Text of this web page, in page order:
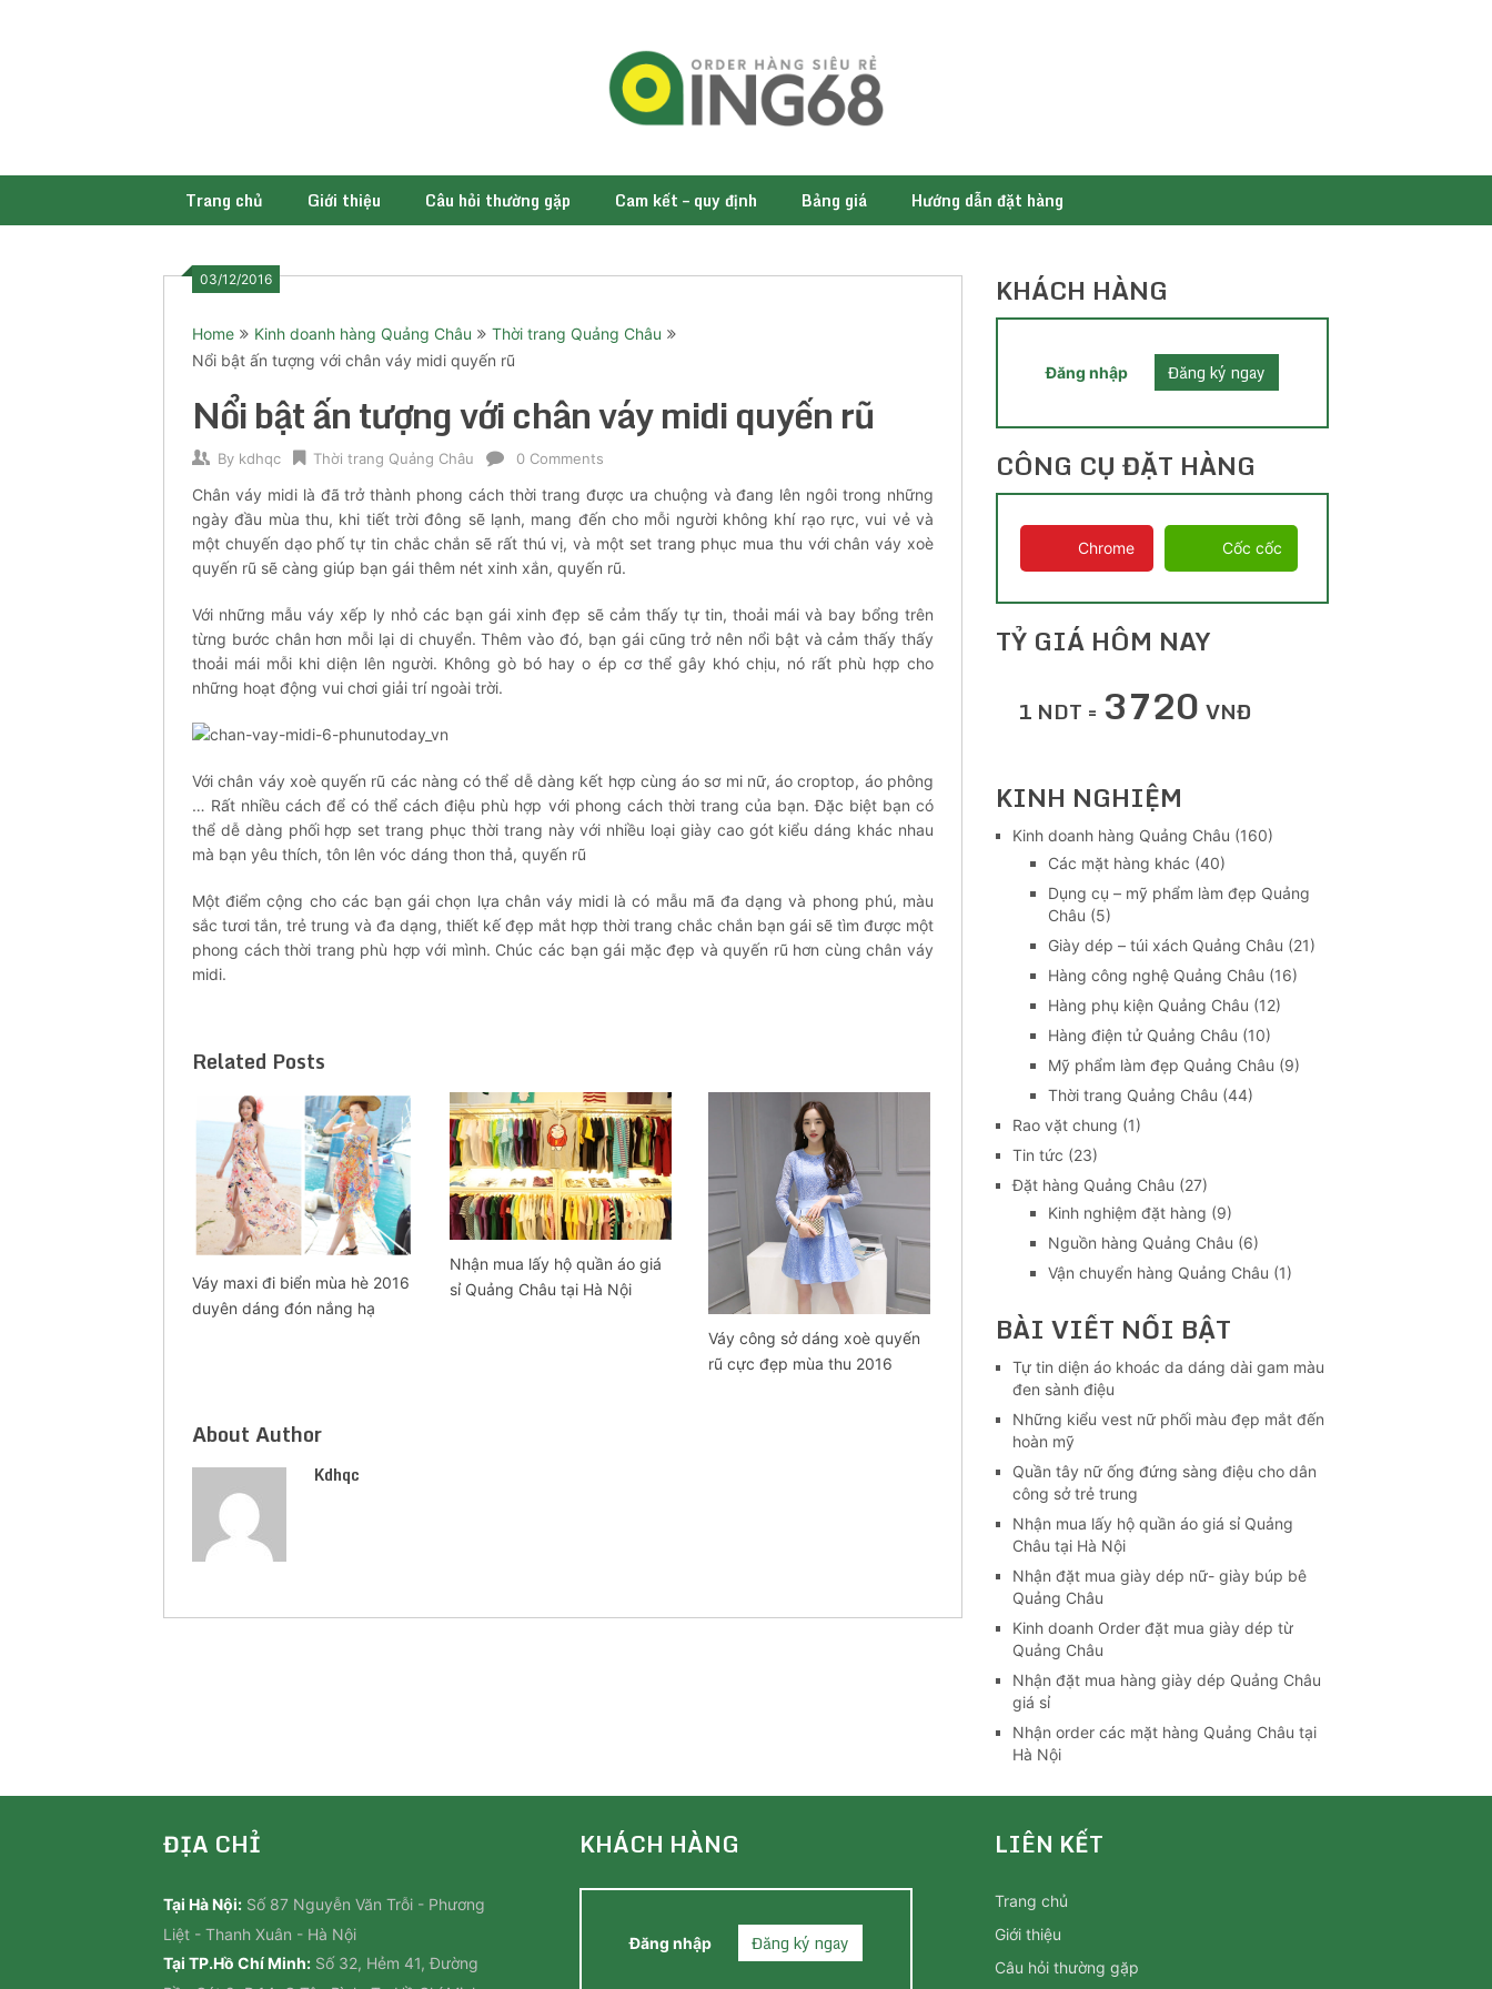
Trang chủ Giới thiệu Câu hỏi thường gặp Cam kết – quy định Bảng giá Hướng dẫn đặt hàng
03/12/2016
Home Kinh doanh hàng Quảng Châu
Thời trang Quảng Châu
Nổi bật ấn tượng với chân váy midi quyến rũ
Nổi bật ấn tượng với chân váy midi quyến rũ
By kdhqc Thời trang Quảng Châu 0 Comments
Chân váy midi là đã trở thành phong cách thời trang được ưa chuộng và đang lên ngôi trong những
ngày đầu mùa thu, khi tiết trời đông sẽ lạnh, mang đến cho mỗi người không khí rạo rực, vui vẻ và
một chuyến dạo phố tự tin chắc chắn sẽ rất thú vị, và một set trang phục mua thu với chân váy xoè
quyến rũ sẽ càng giúp bạn gái thêm nét xinh xắn, quyến rũ.
Với những mẫu váy xếp ly nhỏ các bạn gái xinh đẹp sẽ cảm thấy tự tin, thoải mái và bay bổng trên
từng bước chân hơn mỗi lại di chuyển. Thêm vào đó, bạn gái cũng trở nên nổi bật và cảm thấy thấy
thoải mái mỗi khi diện lên người. Không gò bó hay o ép cơ thể gây khó chịu, nó rất phù hợp cho
những hoạt động vui chơi giải trí ngoài trời.
Với chân váy xoè quyến rũ các nàng có thể dễ dàng kết hợp cùng áo sơ mi nữ, áo croptop, áo phông
… Rất nhiều cách để có thể cách điệu phù hợp với phong cách thời trang của bạn. Đặc biệt bạn có
thể dễ dàng phối hợp set trang phục thời trang này với nhiều loại giày cao gót kiểu dáng khác nhau
mà bạn yêu thích, tôn lên vóc dáng thon thả, quyến rũ
Một điểm cộng cho các bạn gái chọn lựa chân váy midi là có mẫu mã đa dạng và phong phú, màu
sắc tươi tắn, trẻ trung và đa dạng, thiết kế đẹp mắt hợp thời trang chắc chắn bạn gái sẽ tìm được một
phong cách thời trang phù hợp với mình. Chúc các bạn gái mặc đẹp và quyến rũ hơn cùng chân váy
midi.
Related Posts
Váy maxi đi biển mùa hè 2016
duyên dáng đón nắng hạ
Nhận mua lấy hộ quần áo giá
sỉ Quảng Châu tại Hà Nội
Váy công sở dáng xoè quyến
rũ cực đẹp mùa thu 2016
About Author
Kdhqc
KHÁCH HÀNG
Đăng nhập Đăng ký ngay
CÔNG CỤ ĐẶT HÀNG
Chrome Cốc cốc
TỶ GIÁ HÔM NAY
1 NDT = 3720 VNĐ
KINH NGHIỆM
Kinh doanh hàng Quảng Châu (160)
Các mặt hàng khác (40)
Dụng cụ – mỹ phẩm làm đẹp Quảng
Châu (5)
Giày dép – túi xách Quảng Châu (21)
Hàng công nghệ Quảng Châu (16)
Hàng phụ kiện Quảng Châu (12)
Hàng điện tử Quảng Châu (10)
Mỹ phẩm làm đẹp Quảng Châu (9)
Thời trang Quảng Châu (44)
Rao vặt chung (1)
Tin tức (23)
Đặt hàng Quảng Châu (27)
Kinh nghiệm đặt hàng (9)
Nguồn hàng Quảng Châu (6)
Vận chuyển hàng Quảng Châu (1)
BÀI VIẾT NỔI BẬT
Tự tin diện áo khoác da dáng dài gam màu
đen sành điệu
Những kiểu vest nữ phối màu đẹp mắt đến
hoàn mỹ
Quần tây nữ ống đứng sàng điệu cho dân
công sở trẻ trung
Nhận mua lấy hộ quần áo giá sỉ Quảng
Châu tại Hà Nội
Nhận đặt mua giày dép nữ- giày búp bê
Quảng Châu
Kinh doanh Order đặt mua giày dép từ
Quảng Châu
Nhận đặt mua hàng giày dép Quảng Châu
giá sỉ
Nhận order các mặt hàng Quảng Châu tại
Hà Nội
ĐỊA CHỈ
Tại Hà Nội: Số 87 Nguyễn Văn Trỗi - Phương
Liệt - Thanh Xuân - Hà Nội
Tại TP.Hồ Chí Minh: Số 32, Hẻm 41, Đường
KHÁCH HÀNG
Đăng nhập Đăng ký ngay
LIÊN KẾT
Trang chủ
Giới thiệu
Câu hỏi thường gặp